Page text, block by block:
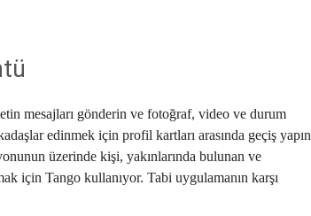
mesajları gönderin ve fotoğraf, video ve durum
edinmek için profil kartları arasında geçiş yapın
üzerinde kişi, yakınlarında bulunan ve
için Tango kullanıyor. Tabi uygulamanın karşı